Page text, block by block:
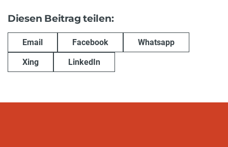
Diesen Beitrag teilen:
Email Facebook Whatsapp
Xing LinkedIn